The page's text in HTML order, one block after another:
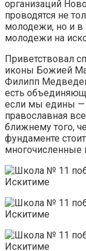
организаций
проводятся не
молодежи, но и в
молодежи на
Приветствовал
иконы Божией
Филипп
есть
если мы едины —
православная
ближнему того,
фундаменте
многочисленные